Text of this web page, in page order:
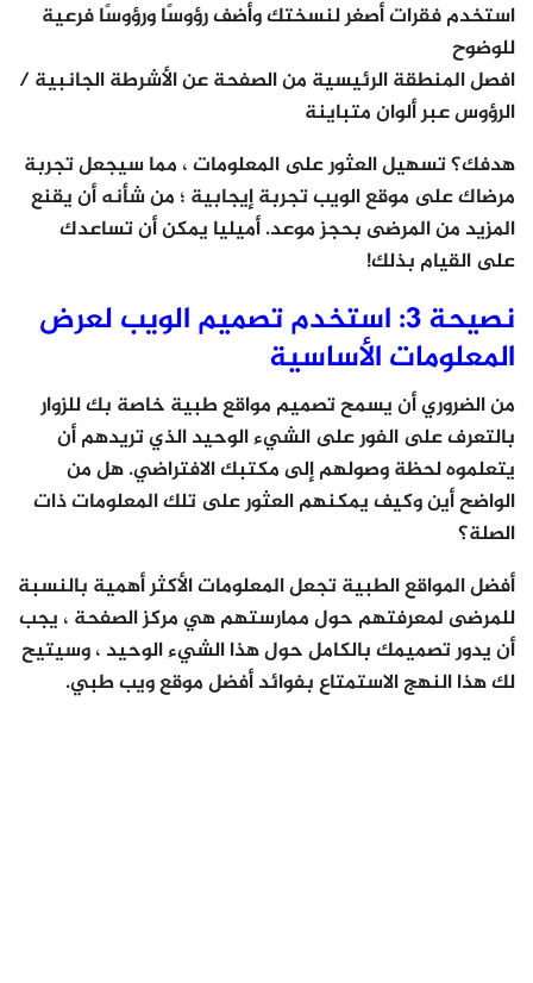
استخدم فقرات أصغر لنسختك وأضف رؤوسًا ورؤوسًا فرعية
للوضوح
افصل المنطقة الرئيسية من الصفحة عن الأشرطة الجانبية /
الرؤوس عبر ألوان متباينة
هدفك؟ تسهيل العثور على المعلومات ، مما سيجعل تجربة
مرضاك على موقع الويب تجربة إيجابية ؛ من شأنه أن يقنع
المزيد من المرضى بحجز موعد. أميليا يمكن أن تساعدك
على القيام بذلك!
نصيحة 3: استخدم تصميم الويب لعرض
المعلومات الأساسية
من الضروري أن يسمح تصميم مواقع طبية خاصة بك للزوار
بالتعرف على الفور على الشيء الوحيد الذي تريدهم أن
يتعلموه لحظة وصولهم إلى مكتبك الافتراضي. هل من
الواضح أين وكيف يمكنهم العثور على تلك المعلومات ذات
الصلة؟
أفضل المواقع الطبية تجعل المعلومات الأكثر أهمية بالنسبة
للمرضى لمعرفتهم حول ممارستهم هي مركز الصفحة ، يجب
أن يدور تصميمك بالكامل حول هذا الشيء الوحيد ، وسيتيح
لك هذا النهج الاستمتاع بفوائد أفضل موقع ويب طبي.